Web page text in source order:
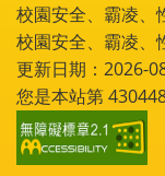
校園安全、霸凌、
校園安全、霸凌
更新日期：2026-
您是本站第